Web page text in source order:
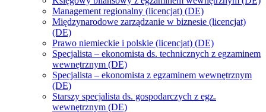
Management regionalny (licencjat) (DE)
Międzynarodowe zarządzanie w biznesie (licencjat)
(DE)
Prawo niemieckie i polskie (licencjat) (DE)
Specjalista – ekonomista ds. technicznych z egzaminem
wewnętrznym (DE)
Specjalista – ekonomista z egzaminem wewnętrznym
(DE)
Starszy specjalista ds. gospodarczych z egz.
wewnętrznym (DE)